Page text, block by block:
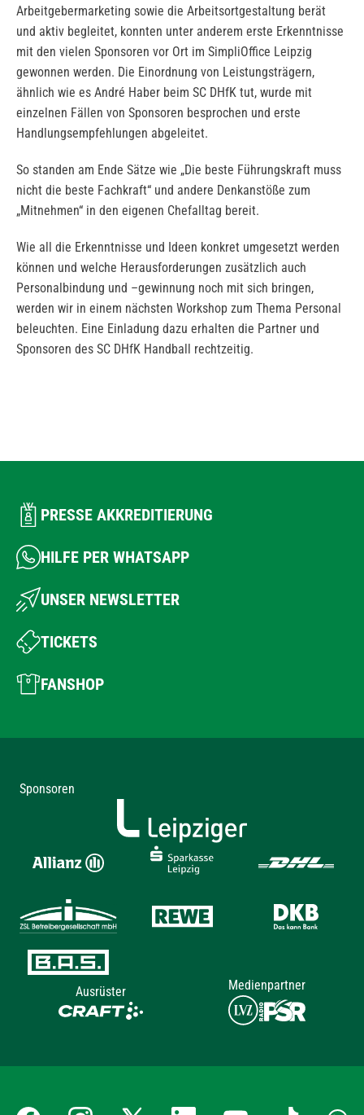
Arbeitgebermarketing sowie die Arbeitsortgestaltung berät
und aktiv begleitet, konnten unter anderem erste Erkenntnisse
mit den vielen Sponsoren vor Ort im SimpliOffice Leipzig
gewonnen werden. Die Einordnung von Leistungsträgern,
ähnlich wie es André Haber beim SC DHfK tut, wurde mit
einzelnen Fällen von Sponsoren besprochen und erste
Handlungsempfehlungen abgeleitet.
So standen am Ende Sätze wie „Die beste Führungskraft muss
nicht die beste Fachkraft“ und andere Denkanstöße zum
„Mitnehmen“ in den eigenen Chefalltag bereit.
Wie all die Erkenntnisse und Ideen konkret umgesetzt werden
können und welche Herausforderungen zusätzlich auch
Personalbindung und –gewinnung noch mit sich bringen,
werden wir in einem nächsten Workshop zum Thema Personal
beleuchten. Eine Einladung dazu erhalten die Partner und
Sponsoren des SC DHfK Handball rechtzeitig.
PRESSE AKKREDITIERUNG
HILFE PER WHATSAPP
UNSER NEWSLETTER
TICKETS
FANSHOP
Sponsoren
Ausrüster Medienpartner